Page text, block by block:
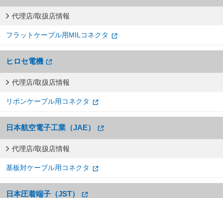
代理店/取扱店情報
フラットケーブル用MILコネクタ
ヒロセ電機
代理店/取扱店情報
リボンケーブル用コネクタ
日本航空電子工業（JAE）
代理店/取扱店情報
基板対ケーブル用コネクタ
日本圧着端子（JST）